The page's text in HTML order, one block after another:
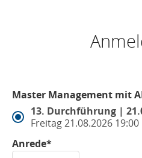
Master Management mit
13. Durchführung |
Freitag 21.08.2026
Anrede*